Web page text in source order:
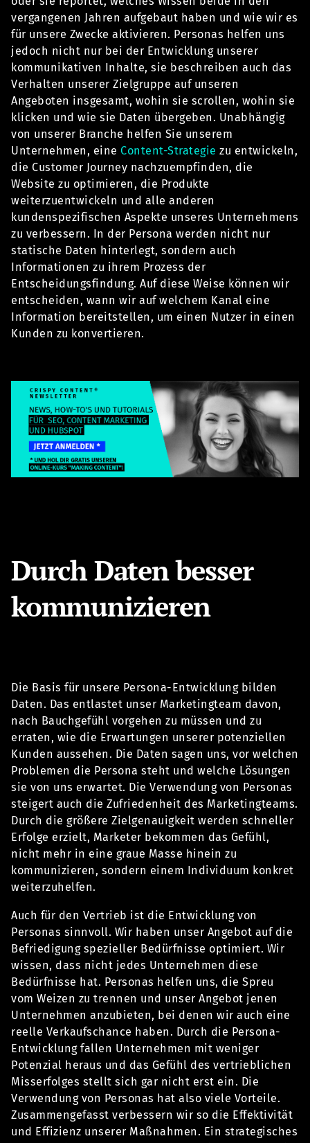
vergangenen Jahren aufgebaut haben und wie wir es
für unsere Zwecke aktivieren. Personas helfen uns
jedoch nicht nur bei der Entwicklung unserer
kommunikativen Inhalte, sie beschreiben auch das
Verhalten unserer Zielgruppe auf unseren
Angeboten insgesamt, wohin sie scrollen, wohin sie
klicken und wie sie Daten übergeben. Unabhängig
von unserer Branche helfen Sie unserem
Unternehmen, eine Content-Strategie zu entwickeln,
die Customer Journey nachzuempfinden, die
Website zu optimieren, die Produkte
weiterzuentwickeln und alle anderen
kundenspezifischen Aspekte unseres Unternehmens
zu verbessern. In der Persona werden nicht nur
statische Daten hinterlegt, sondern auch
Informationen zu ihrem Prozess der
Entscheidungsfindung. Auf diese Weise können wir
entscheiden, wann wir auf welchem Kanal eine
Information bereitstellen, um einen Nutzer in einen
Kunden zu konvertieren.
Durch Daten besser
kommunizieren
Die Basis für unsere Persona-Entwicklung bilden
Daten. Das entlastet unser Marketingteam davon,
nach Bauchgefühl vorgehen zu müssen und zu
erraten, wie die Erwartungen unserer potenziellen
Kunden aussehen. Die Daten sagen uns, vor welchen
Problemen die Persona steht und welche Lösungen
sie von uns erwartet. Die Verwendung von Personas
steigert auch die Zufriedenheit des Marketingteams.
Durch die größere Zielgenauigkeit werden schneller
Erfolge erzielt, Marketer bekommen das Gefühl,
nicht mehr in eine graue Masse hinein zu
kommunizieren, sondern einem Individuum konkret
weiterzuhelfen.
Auch für den Vertrieb ist die Entwicklung von
Personas sinnvoll. Wir haben unser Angebot auf die
Befriedigung spezieller Bedürfnisse optimiert. Wir
wissen, dass nicht jedes Unternehmen diese
Bedürfnisse hat. Personas helfen uns, die Spreu
vom Weizen zu trennen und unser Angebot jenen
Unternehmen anzubieten, bei denen wir auch eine
reelle Verkaufschance haben. Durch die Persona-
Entwicklung fallen Unternehmen mit weniger
Potenzial heraus und das Gefühl des vertrieblichen
Misserfolges stellt sich gar nicht erst ein. Die
Verwendung von Personas hat also viele Vorteile.
Zusammengefasst verbessern wir so die Effektivität
und Effizienz unserer Maßnahmen. Ein strategisches